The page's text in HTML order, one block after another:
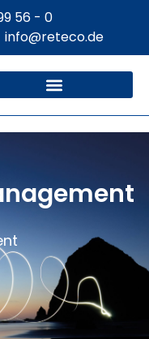
56 - 0
info@reteco.de